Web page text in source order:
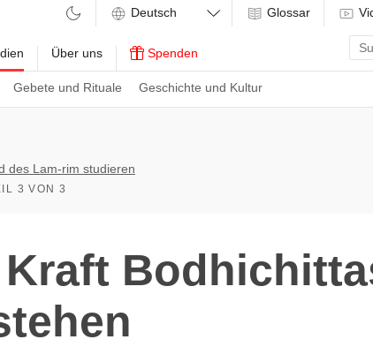
Gebete und Rituale Geschichte und Kultur
Über uns Spenden
Glossar
Enter
term
des Lam-rim studieren
3 VON 3